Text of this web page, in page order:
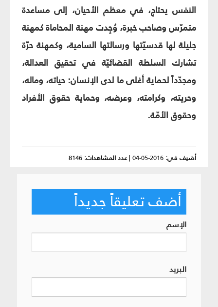
النفس يحتاج، في معظم الأحيان، إلى مساعدة
متمرّس وصاحب خبرة، وُجِدت مهنة المحاماة كمهنة
جليلة لها قدسيّتها ورسالتها السامية، وكمهنة حرّة
تشارك السلطة القضائيّة في تحقيق العدالة،
ومجدّداً لحماية أغلى ما لدى الإنسان: حياته، وماله،
وحريته، وكرامته، وعرضه، وحماية حقوق الأفراد
وحقوق الأمّة.
أضيف في: 2016-05-04
|عدد المشاهدات: 8146
أضف تعليقاً جديداً
الإسم
البريد